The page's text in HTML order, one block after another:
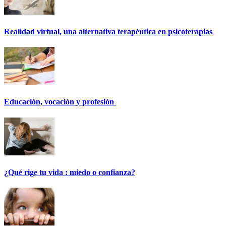
Realidad virtual, una alternativa terapéutica en psicoterapias
Educación, vocación y profesión
¿Qué rige tu vida : miedo o confianza?